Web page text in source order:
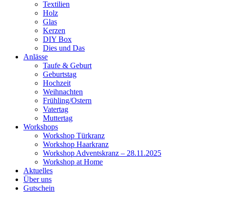
Textilien
Holz
Glas
Kerzen
DIY Box
Dies und Das
Anlässe
Taufe & Geburt
Geburtstag
Hochzeit
Weihnachten
Frühling/Ostern
Vatertag
Muttertag
Workshops
Workshop Türkranz
Workshop Haarkranz
Workshop Adventskranz – 28.11.2025
Workshop at Home
Aktuelles
Über uns
Gutschein